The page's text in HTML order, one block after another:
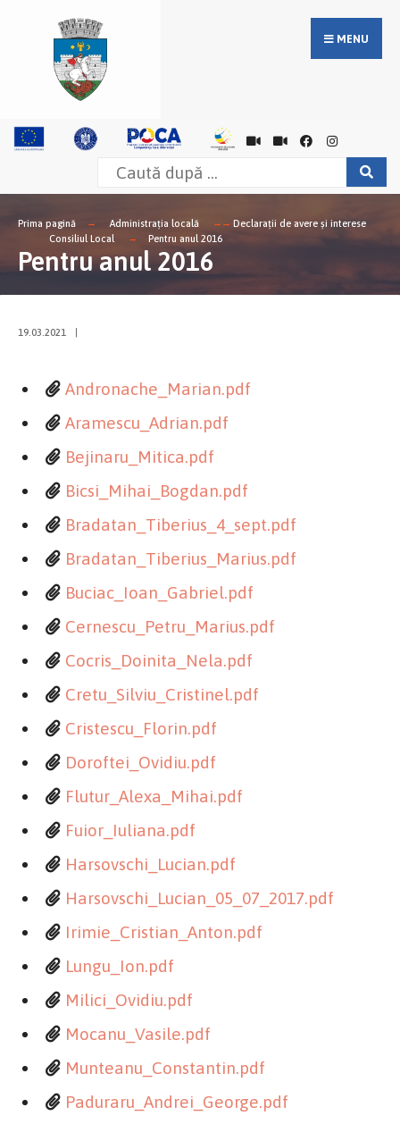
MENU
Prima pagină Administrația locală
Declarații de avere și interese
Consiliul Local
Pentru anul 2016
Pentru anul 2016
19.03.2021
Andronache_Marian.pdf
Aramescu_Adrian.pdf
Bejinaru_Mitica.pdf
Bicsi_Mihai_Bogdan.pdf
Bradatan_Tiberius_4_sept.pdf
Bradatan_Tiberius_Marius.pdf
Buciac_Ioan_Gabriel.pdf
Cernescu_Petru_Marius.pdf
Cocris_Doinita_Nela.pdf
Cretu_Silviu_Cristinel.pdf
Cristescu_Florin.pdf
Doroftei_Ovidiu.pdf
Flutur_Alexa_Mihai.pdf
Fuior_Iuliana.pdf
Harsovschi_Lucian.pdf
Harsovschi_Lucian_05_07_2017.pdf
Irimie_Cristian_Anton.pdf
Lungu_Ion.pdf
Milici_Ovidiu.pdf
Mocanu_Vasile.pdf
Munteanu_Constantin.pdf
Paduraru_Andrei_George.pdf